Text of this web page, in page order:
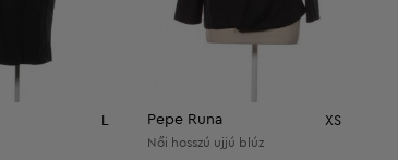
Pepe Runa XS
Női hosszú ujjú blúz